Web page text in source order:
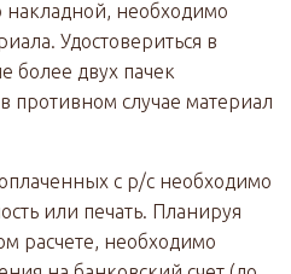
накладной, необходимо
Удостовериться в
более двух пачек
противном случае материал
с р/с необходимо
или печать. Планируя
расчете, необходимо